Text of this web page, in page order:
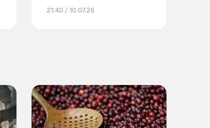
21:40 / 10.07.26